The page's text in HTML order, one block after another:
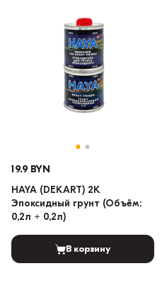
19.9 BYN
HAYA (DEKART) 2K
Эпоксидный грунт (Объём:
0,2л + 0,2л)
В корзину